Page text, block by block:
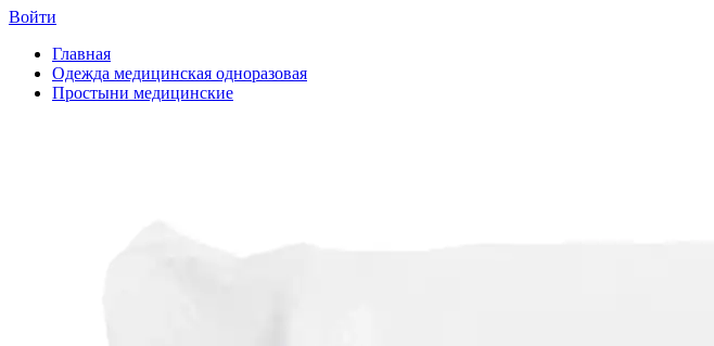
Войти
Главная
Одежда медицинская одноразовая
Простыни медицинские